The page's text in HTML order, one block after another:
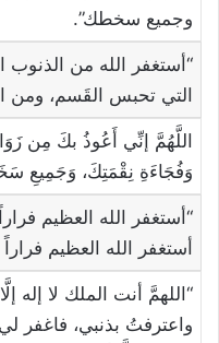
وجميع سخطك”.
“أستغفر الله من الذنوب
التي تحبس القَسم، ومن
اللَّهُمَّ إنِّي أَعُوذُ بكَ مِن
وَفُجَاءَةِ نِقْمَتِكَ، وَجَمِيعِ
“أستغفر الله العظيم
أستغفر الله العظيم
“اللهمَّ أنت الملك لا إله
واعترفتُ بذنبي، فاغفر لي